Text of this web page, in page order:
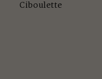
Ciboulette